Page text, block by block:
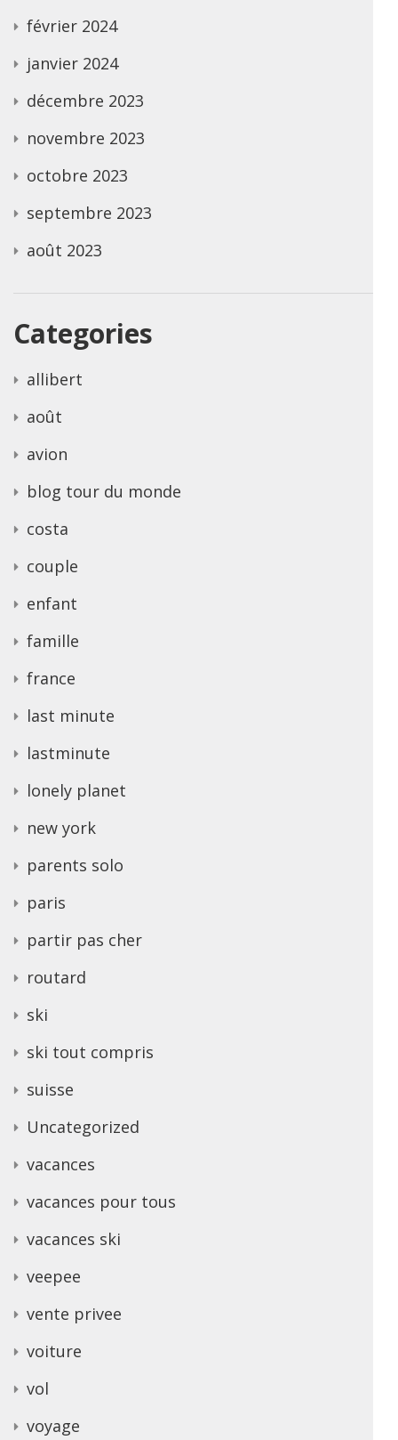
février 2024
janvier 2024
décembre 2023
novembre 2023
octobre 2023
septembre 2023
août 2023
Categories
allibert
août
avion
blog tour du monde
costa
couple
enfant
famille
france
last minute
lastminute
lonely planet
new york
parents solo
paris
partir pas cher
routard
ski
ski tout compris
suisse
Uncategorized
vacances
vacances pour tous
vacances ski
veepee
vente privee
voiture
vol
voyage